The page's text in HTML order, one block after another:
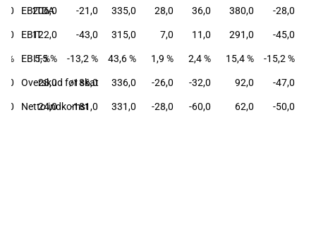
EBITDA
206,0 -21,0 335,0 28,0 36,0 380,0 -28,0
EBIT122,0 -43,0 315,0 7,0 11,0 291,0 -45,0
EBIT-%
% 5,5 % -13,2 % 43,6 % 1,9 % 2,4 % 15,4 % -15,2 %
Overskud før skat
28,0 -186,0 336,0 -26,0 -32,0 92,0 -47,0
Netto indkomst
24,0 -181,0 331,0 -28,0 -60,0 62,0 -50,0